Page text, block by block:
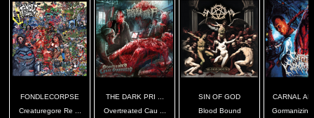
FONDLECORPSE
Creaturegore Re ...
THE DARK PRI ...
Overtreated Cau ...
SIN OF GOD
Blood Bound
CARNAL